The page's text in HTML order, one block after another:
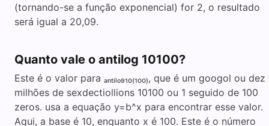
(tornando-se a função exponencial) for 2, o resultado
será igual a 20,09.
Quanto vale o antilog 10100?
Este é o valor para ₐₙₜᵢₗₒ₉₁₀₍₁₀₀₎, que é um googol ou dez
milhões de sexdectiollions 10100 ou 1 seguido de 100
zeros. usa a equação y=b^x para encontrar esse valor.
Aqui, a base é 10, enquanto x é 100. Este é o número